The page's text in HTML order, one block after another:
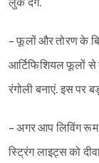
लुक देंगे.
- फूलों और तोरण के
आर्टिफिशियल फूलों से
रंगोली बनाएं. इस पर
- अगर आप लिविंग रूम
स्ट्रिंग लाइट्स को